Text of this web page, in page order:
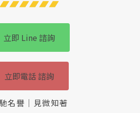
立即 Line 諮詢
立即電話 諮詢
名譽｜見微知著